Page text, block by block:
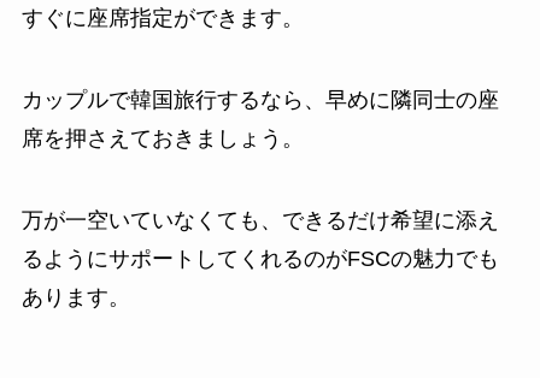
すぐに座席指定ができます。
カップルで韓国旅行するなら、早めに隣同士の座
席を押さえておきましょう。
万が一空いていなくても、できるだけ希望に添え
るようにサポートしてくれるのがFSCの魅力でも
あります。